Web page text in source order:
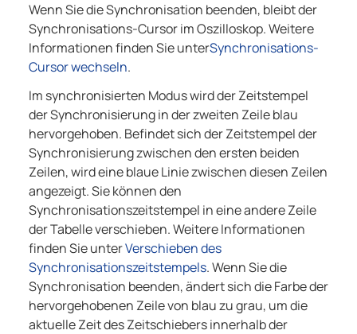
Wenn Sie die Synchronisation beenden, bleibt der
Synchronisations-Cursor im Oszilloskop. Weitere
Informationen finden Sie unterSynchronisations-
Cursor wechseln.
Im synchronisierten Modus wird der Zeitstempel
der Synchronisierung in der zweiten Zeile blau
hervorgehoben. Befindet sich der Zeitstempel der
Synchronisierung zwischen den ersten beiden
Zeilen, wird eine blaue Linie zwischen diesen Zeilen
angezeigt. Sie können den
Synchronisationszeitstempel in eine andere Zeile
der Tabelle verschieben. Weitere Informationen
finden Sie unterVerschieben des
Synchronisationszeitstempels. Wenn Sie die
Synchronisation beenden, ändert sich die Farbe der
hervorgehobenen Zeile von blau zu grau, um die
aktuelle Zeit des Zeitschiebers innerhalb der